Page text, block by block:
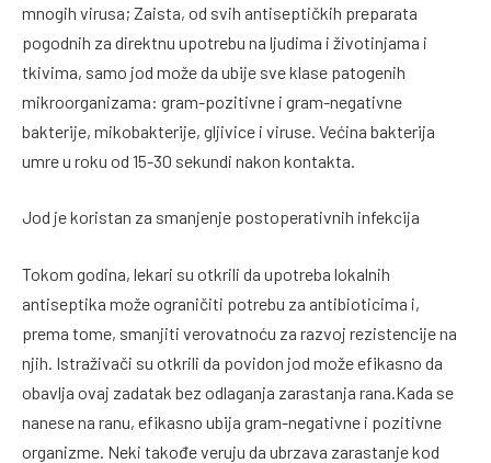
mnogih virusa; Zaista, od svih antiseptičkih preparata
pogodnih za direktnu upotrebu na ljudima i životinjama i
tkivima, samo jod može da ubije sve klase patogenih
mikroorganizama: gram-pozitivne i gram-negativne
bakterije, mikobakterije, gljivice i viruse. Većina bakterija
umre u roku od 15-30 sekundi nakon kontakta.
Jod je koristan za smanjenje postoperativnih infekcija
Tokom godina, lekari su otkrili da upotreba lokalnih
antiseptika može ograničiti potrebu za antibioticima i,
prema tome, smanjiti verovatnoću za razvoj rezistencije na
njih. Istraživači su otkrili da povidon jod može efikasno da
obavlja ovaj zadatak bez odlaganja zarastanja rana.Kada se
nanese na ranu, efikasno ubija gram-negativne i pozitivne
organizme. Neki takođe veruju da ubrzava zarastanje kod